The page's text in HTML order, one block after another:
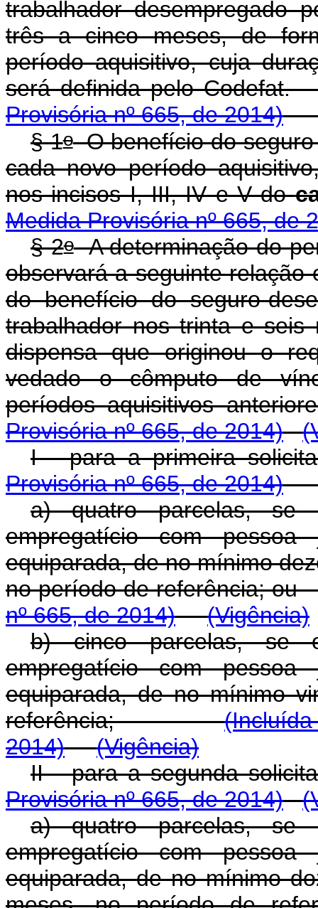
trabalhador desempregado
três a cinco meses, de
período aquisitivo, cuja
será definida pelo
Provisória nº 665, de 2014)
§ 1oO benefício do
cada novo período
nos incisos I, III, IV e V do
Medida Provisória nº 665, de
§ 2oA determinação do
observará a seguinte relação
do benefício do seguro-
trabalhador nos trinta e
dispensa que originou o
vedado o cômputo de
períodos aquisitivos
Provisória nº 665, de 2014)
I - para a primeira
Provisória nº 665, de 2014)
a) quatro parcelas, se
empregatício com
equiparada, de no mínimo
no período de
nº 665, de 2014)
(Vigência)
b) cinco parcelas, se
empregatício com
equiparada, de no mínimo
referência;
2014)
(Vigência)
II - para a segunda
Provisória nº 665, de 2014)
a) quatro parcelas, se
empregatício com
equiparada, de no mínimo